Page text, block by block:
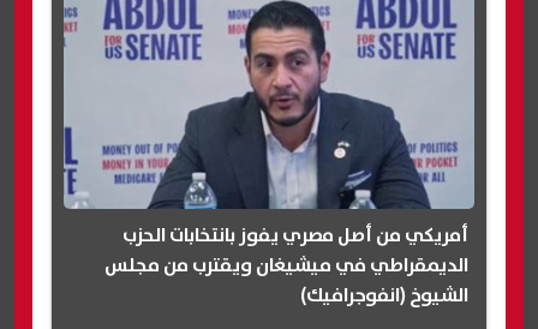
أمريكي من أصل مصري يفوز بانتخابات الحزب
الديمقراطي في ميشيغان ويقترب من مجلس
الشيوخ (انفوجرافيك)